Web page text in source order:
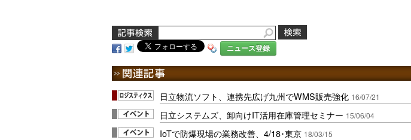
ニュース登録
日立物流ソフト、連携先広げ九州でWMS販売強化 16/07/21
日立システムズ、卸向けIT活用在庫管理セミナー 15/06/04
IoTで防爆現場の業務改善、4/18･東京 18/03/15